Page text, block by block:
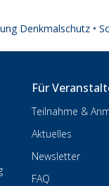
Denkmalschutz •
Für
Teilnahme &
Aktuelles
Newsletter
FAQ